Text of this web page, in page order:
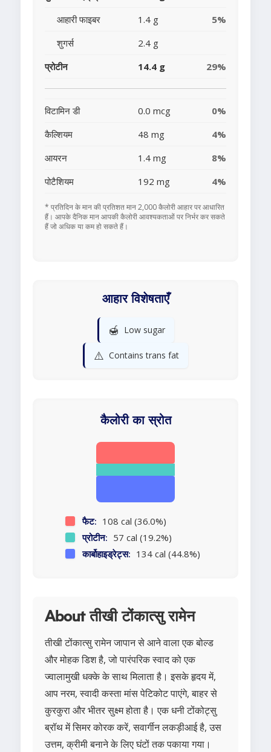
आहारी फाइबर
1.4 g
5%
शुगर्स
2.4 g
प्रोटीन
14.4 g 29%
विटामिन डी 0.0 mcg
0%
कैल्शियम
48 mg
4%
आयरन
1.4 mg
8%
पोटैशियम
192 mg 4%
* प्रतिदिन के मान की प्रतिशत मान 2,000 कैलोरी आहार पर आधारित
हैं। आपके दैनिक मान आपकी कैलोरी आवश्यकताओं पर निर्भर कर सकते
हैं जो अधिक या कम हो सकते हैं।
आहार विशेषताएँ
🍯 Low sugar
⚠️ Contains trans fat
कैलोरी का स्रोत
फैट: 108 cal (36.0%)
प्रोटीन: 57 cal (19.2%)
कार्बोहाइड्रेट्स: 134 cal (44.8%)
About तीखी टोंकात्सु रामेन
तीखी टोंकात्सु रामेन जापान से आने वाला एक बोल्ड
और मोहक डिश है, जो पारंपरिक स्वाद को एक
ज्वालामुखी धक्के के साथ मिलाता है। इसके हृदय में,
आप नरम, स्वादी कस्ता मांस पेटिकोट पाएंगे, बाहर से
कुरकुरा और भीतर सुक्ष्म होता है। एक धनी टोंकोट्सु
ब्रॉथ में सिमर कोरक करें, सवार्गीन लकड़ीआई है, उस
उत्तम, क्रीमी बनाने के लिए घंटों तक पकाया गया।